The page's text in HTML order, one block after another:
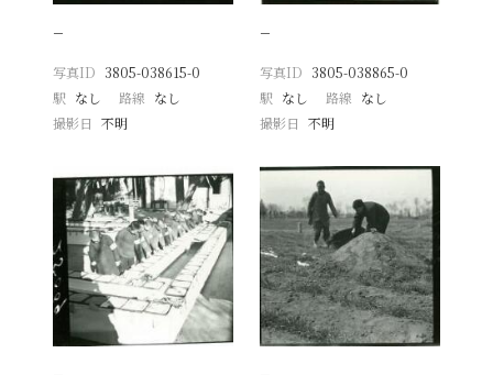
−
写真ID 3805-038615-0
駅 なし 路線 なし
撮影日
不明
−
写真ID 3805-038865-0
駅 なし 路線 なし
撮影日 不明